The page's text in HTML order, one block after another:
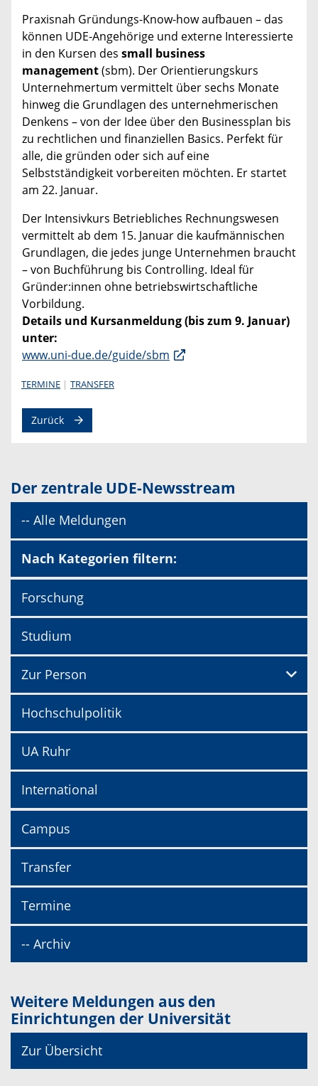
Praxisnah Gründungs-Know-how aufbauen – das
können UDE-Angehörige und externe Interessierte
in den Kursen des small business
management(sbm). Der Orientierungskurs
Unternehmertum vermittelt über sechs Monate
hinweg die Grundlagen des unternehmerischen
Denkens – von der Idee über den Businessplan bis
zu rechtlichen und finanziellen Basics. Perfekt für
alle, die gründen oder sich auf eine
Selbstständigkeit vorbereiten möchten. Er startet
am 22. Januar.
Der Intensivkurs Betriebliches Rechnungswesen
vermittelt ab dem 15. Januar die kaufmännischen
Grundlagen, die jedes junge Unternehmen braucht
– von Buchführung bis Controlling. Ideal für
Gründer:innen ohne betriebswirtschaftliche
Vorbildung.
Details und Kursanmeldung (bis zum 9. Januar)
unter:
www.uni-due.de/guide/sbm
TERMINE TRANSFER
Zurück
Der zentrale UDE-Newsstream
-- Alle Meldungen
Nach Kategorien filtern:
Forschung
Studium
Zur Person
Hochschulpolitik
UA Ruhr
International
Campus
Transfer
Termine
-- Archiv
Weitere Meldungen aus den
Einrichtungen der Universität
Zur Übersicht